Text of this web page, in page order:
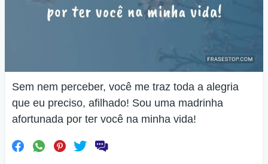
Sem nem perceber, você me traz toda a alegria
que eu preciso, afilhado! Sou uma madrinha
afortunada por ter você na minha vida!